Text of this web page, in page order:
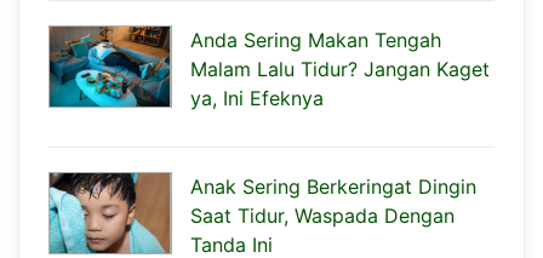
Anda Sering Makan Tengah
Malam Lalu Tidur? Jangan Kaget
ya, Ini Efeknya
Anak Sering Berkeringat Dingin
Saat Tidur, Waspada Dengan
Tanda Ini